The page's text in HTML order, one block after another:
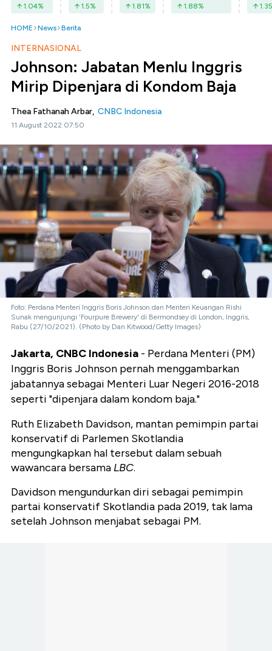
1.04% 1.5% 1.81% 1.88% 1.35
HOME News Berita
INTERNASIONAL
Johnson: Jabatan Menlu Inggris
Mirip Dipenjara di Kondom Baja
Thea Fathanah Arbar, CNBC Indonesia
11 August 2022 07:50
Foto: Perdana Menteri Inggris Boris Johnson dan Menteri Keuangan Rishi
Sunak mengunjungi 'Fourpure Brewery' di Bermondsey di London, Inggris,
Rabu (27/10/2021). (Photo by Dan Kitwood/Getty Images)
Jakarta, CNBC Indonesia - Perdana Menteri (PM)
Inggris Boris Johnson pernah menggambarkan
jabatannya sebagai Menteri Luar Negeri 2016-2018
seperti "dipenjara dalam kondom baja."
Ruth Elizabeth Davidson, mantan pemimpin partai
konservatif di Parlemen Skotlandia
mengungkapkan hal tersebut dalam sebuah
wawancara bersama LBC.
Davidson mengundurkan diri sebagai pemimpin
partai konservatif Skotlandia pada 2019, tak lama
setelah Johnson menjabat sebagai PM.